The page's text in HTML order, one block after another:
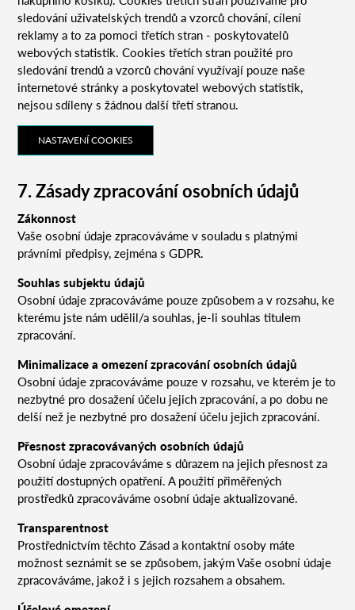
sledování uživatelských trendů a vzorců chování, cílení
reklamy a to za pomoci třetích stran - poskytovatelů
webových statistik. Cookies třetích stran použité pro
sledování trendů a vzorců chování využívají pouze naše
internetové stránky a poskytovatel webových statistik,
nejsou sdíleny s žádnou další třetí stranou.
NASTAVENÍ COOKIES
7. Zásady zpracování osobních údajů
Zákonnost
Vaše osobní údaje zpracováváme v souladu s platnými
právními předpisy, zejména s GDPR.
Souhlas subjektu údajů
Osobní údaje zpracováváme pouze způsobem a v rozsahu, ke
kterému jste nám udělil/a souhlas, je-li souhlas titulem
zpracování.
Minimalizace a omezení zpracování osobních údajů
Osobní údaje zpracováváme pouze v rozsahu, ve kterém je to
nezbytné pro dosažení účelu jejich zpracování, a po dobu ne
delší než je nezbytné pro dosažení účelu jejich zpracování.
Přesnost zpracovávaných osobních údajů
Osobní údaje zpracováváme s důrazem na jejich přesnost za
použití dostupných opatření. A použití přiměřených
prostředků zpracováváme osobní údaje aktualizované.
Transparentnost
Prostřednictvím těchto Zásad a kontaktní osoby máte
možnost seznámit se se způsobem, jakým Vaše osobní údaje
zpracováváme, jakož i s jejich rozsahem a obsahem.